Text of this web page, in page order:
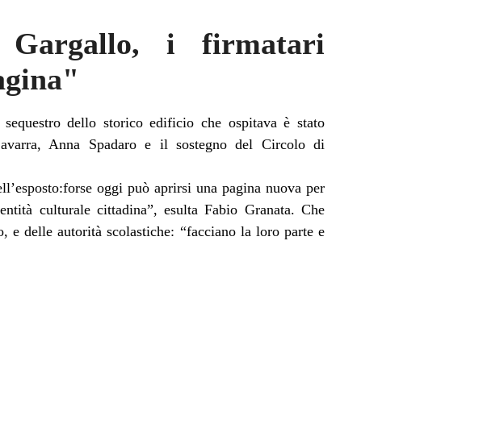
Gargallo, i firmatari
dello storico edificio che ospitava è stato
Anna Spadaro e il sostegno del Circolo di
oggi può aprirsi una pagina nuova per
culturale cittadina”, esulta Fabio Granata. Che
e delle autorità scolastiche: “facciano la loro parte e